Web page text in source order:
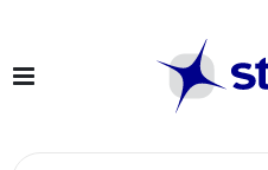
Navigation